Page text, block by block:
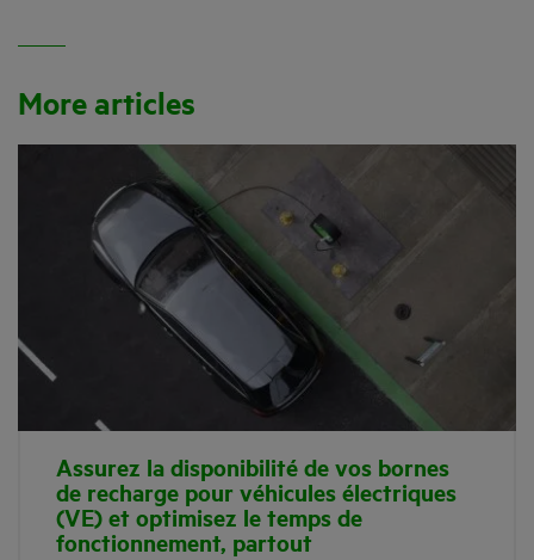
More articles
Assurez la disponibilité de vos bornes
de recharge pour véhicules électriques
(VE) et optimisez le temps de
fonctionnement, partout